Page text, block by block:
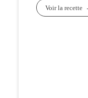
Voir la recette